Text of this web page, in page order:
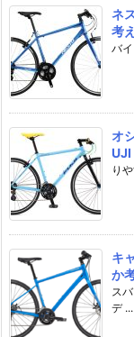
ネ
考
バ
オ
UJI
り
キ
か
ス
デ ...